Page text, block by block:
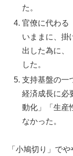
た。
官僚に代わる
いままに、掛
出した為に、
した。
支持基盤の一
経済成長に必
動化」「生産
なかった。
「小鳩切り」で